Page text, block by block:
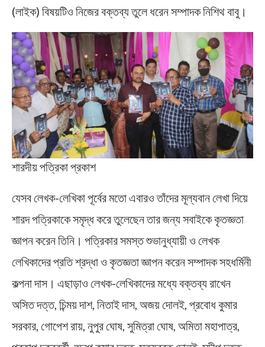
(লাইক) বিষয়টিও নিজের বক্তব্য তুলে ধরেন সম্পাদক নিশিথ বাবু।
শারদীয় পত্রিকা প্রকাশ
যেসব লেখক-লেখিকা পূর্বের মতো এবারও তাঁদের মূল্যবান লেখা দিয়ে
শারদ পত্রিকাকে সমৃদ্ধ করে তুলেছেন তার জন্য সবাইকে কৃতজ্ঞতা
জ্ঞাপন করেন তিনি। পত্রিকার সমস্ত শুভানুধ্যায়ী ও লেখক
লেখিকাদের প্রতি শ্রদ্ধা ও কৃতজ্ঞতা জ্ঞাপন করেন সম্পাদক সহধর্মিনী
কল্পনা দাস। এছাড়াও লেখক-লেখিকাদের মধ্যে বক্তব্য রাখেন
অসিত দত্ত, চিন্ময় দাশ, নিতাই দাস, অজয় দোলই, প্রবোধ কুমার
সরকার, গোপেশ রায়, নুপুর ঘোষ, সুমিত্রা ঘোষ, অমিতা মহাপাত্র,